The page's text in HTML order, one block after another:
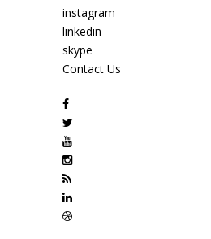
instagram
linkedin
skype
Contact Us